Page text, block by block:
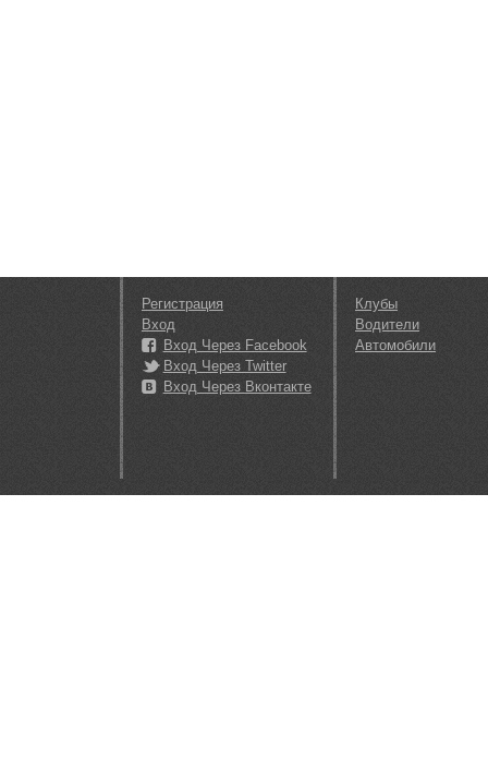
Регистрация
Вход
Вход Через Facebook
Вход Через Twitter
Вход Через Вконтакте
Клубы
Водители
Автомобили